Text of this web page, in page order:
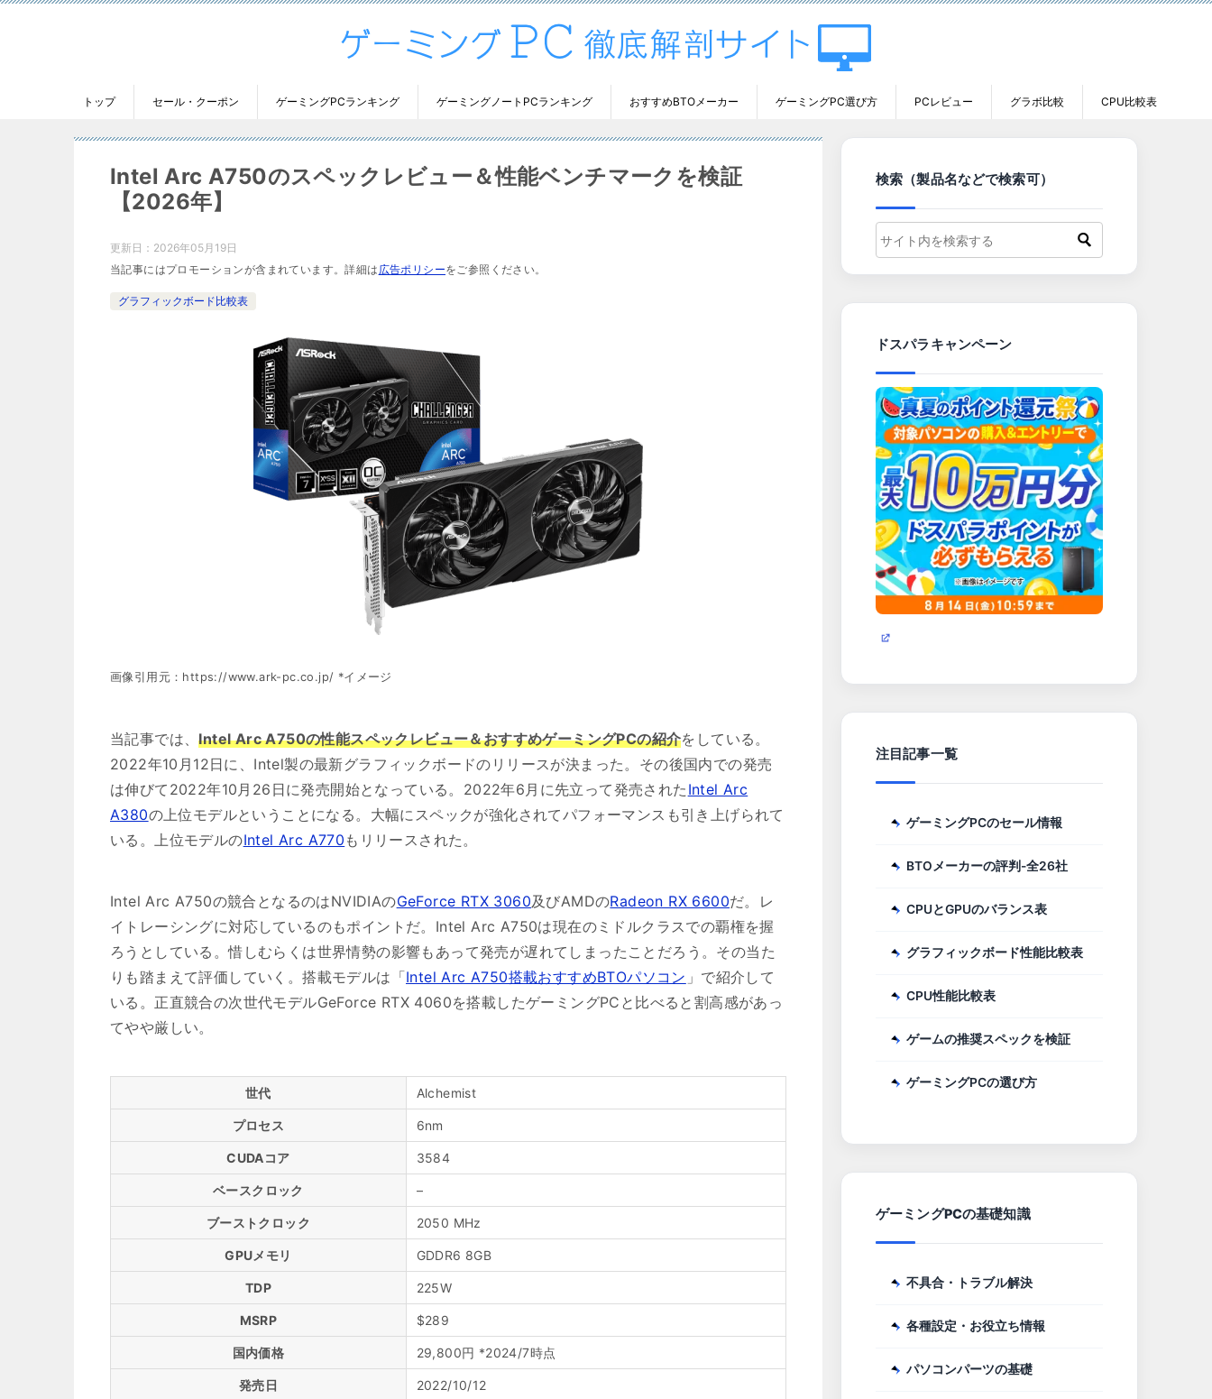
トップ セール・クーポン ゲーミングPCランキング ゲーミングノートPCランキング おすすめBTOメーカー ゲーミングPC選び方 PCレビュー グラボ比較 CPU比較表
Intel Arc A750のスペックレビュー＆性能ベンチマークを検証
【2026年】
更新日： 2026年05月19日
当記事にはプロモーションが含まれています。詳細は 広告ポリシーをご参照ください。
グラフィックボード比較表
画像引用元：https://www.ark-pc.co.jp/ *イメージ
当記事では、Intel Arc A750の性能スペックレビュー＆おすすめゲーミングPCの紹介をしている。
2022年10月12日に、Intel製の最新グラフィックボードのリリースが決まった。その後国内での発売
は伸びて2022年10月26日に発売開始となっている。2022年6月に先立って発売された Intel Arc
A380の上位モデルということになる。大幅にスペックが強化されてパフォーマンスも引き上げられて
いる。上位モデルのIntel Arc A770 もリリースされた。
Intel Arc A750の競合となるのはNVIDIAのGeForce RTX 3060及びAMDのRadeon RX 6600だ。レ
イトレーシングに対応しているのもポイントだ。Intel Arc A750は現在のミドルクラスでの覇権を握
ろうとしている。惜しむらくは世界情勢の影響もあって発売が遅れてしまったことだろう。その当た
りも踏まえて評価していく。搭載モデルは「Intel Arc A750搭載おすすめBTOパソコン 」で紹介して
いる。正直競合の次世代モデルGeForce RTX 4060を搭載したゲーミングPCと比べると割高感があっ
てやや厳しい。
世代 Alchemist
プロセス 6nm
CUDAコア 3584
ベースクロック –
ブーストクロック 2050 MHz
GPUメモリ GDDR6 8GB
TDP 225W
MSRP $289
国内価格 29,800円 *2024/7時点
発売日 2022/10/12
検索（製品名などで検索可）
ドスパラキャンペーン
注目記事一覧
ゲーミングPCのセール情報
BTOメーカーの評判-全26社
CPUとGPUのバランス表
グラフィックボード性能比較表
CPU性能比較表
ゲームの推奨スペックを検証
ゲーミングPCの選び方
ゲーミングPCの基礎知識
不具合・トラブル解決
各種設定・お役立ち情報
パソコンパーツの基礎